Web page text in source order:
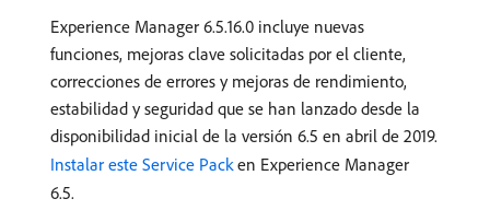
Experience Manager 6.5.16.0 incluye nuevas
funciones, mejoras clave solicitadas por el cliente,
correcciones de errores y mejoras de rendimiento,
estabilidad y seguridad que se han lanzado desde la
disponibilidad inicial de la versión 6.5 en abril de 2019.
Instalar este Service Packen Experience Manager
6.5.